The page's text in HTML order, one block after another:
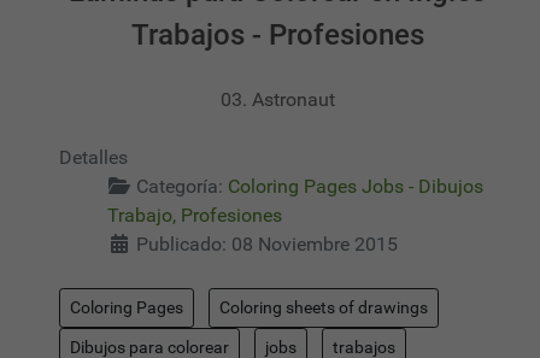
Trabajos - Profesiones
03. Astronaut
Detalles
Categoría: Coloring Pages Jobs - Dibujos
Trabajo, Profesiones
Publicado: 08 Noviembre 2015
Coloring Pages Coloring sheets of drawings
Dibujos para colorear jobs trabajos